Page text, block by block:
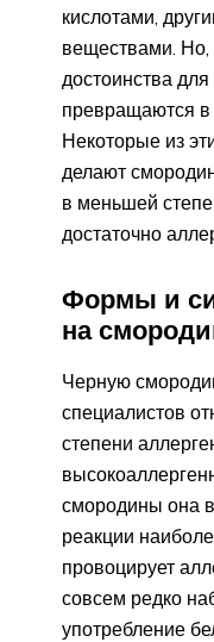
кислотами,
веществами.
достоинства
превращаются в
Некоторые из
делают
в меньшей
достаточно
Формы и
на
Черную
специалистов
степени
смородины она
реакции
провоцирует
совсем редко
употребление